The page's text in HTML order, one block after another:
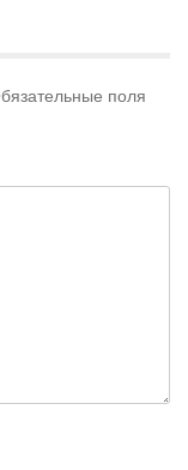
поля